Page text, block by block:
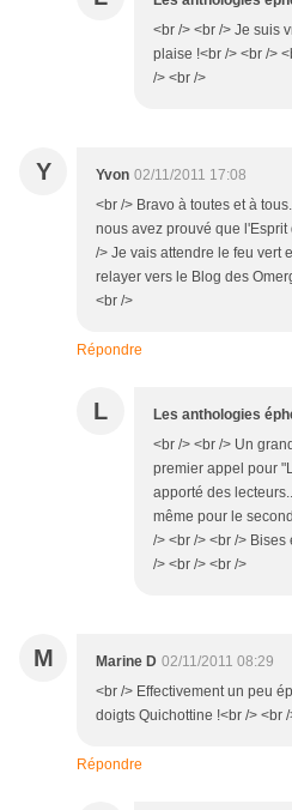
<br /> <br /> Je suis
plaise !<br /> <br />
/> <br />
Y Yvon 02/11/2011 17:08
<br /> Bravo à toutes et à
nous avez prouvé que
/> Je vais attendre le feu vert
relayer vers le Blog des
<br />
Répondre
L Les anthologies
<br /> <br /> Un
premier appel pour
apporté des
même pour le
/> <br /> <br />
/> <br /> <br />
M Marine D 02/11/2011 08:29
<br /> Effectivement un peu
doigts Quichottine !<br /> <br
Répondre